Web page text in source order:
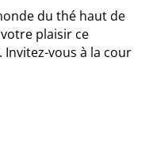
du thé haut de
plaisir ce
vous à la cour